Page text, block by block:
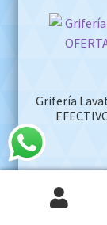
Grifería
$